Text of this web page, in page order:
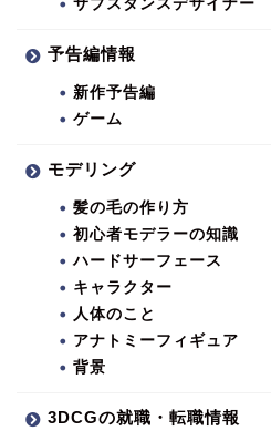
サブスタンスデザイナー
予告編情報
新作予告編
ゲーム
モデリング
髪の毛の作り方
初心者モデラーの知識
ハードサーフェース
キャラクター
人体のこと
アナトミーフィギュア
背景
3DCGの就職・転職情報